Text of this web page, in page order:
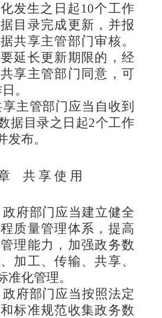
发生之日起10个工作
目录完成更新，并报
共享主管部门审核。
延长更新期限的，经
享主管部门同意，可
。
主管部门应当自收到
据目录之日起2个工作
发布。
共 享 使 用
政府部门应当建立健全
质量管理体系，提高
理能力，加强政务数
加工、传输、共享、
准化管理。
政府部门应当按照法定
标准规范收集政务数